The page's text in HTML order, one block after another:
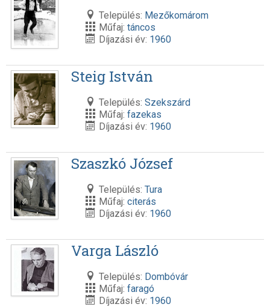
Település: Mezőkomárom
Műfaj: táncos
Díjazási év: 1960
Steig István
Település: Szekszárd
Műfaj: fazekas
Díjazási év: 1960
Szaszkó József
Település: Tura
Műfaj: citerás
Díjazási év: 1960
Varga László
Település: Dombóvár
Műfaj: faragó
Díjazási év: 1960